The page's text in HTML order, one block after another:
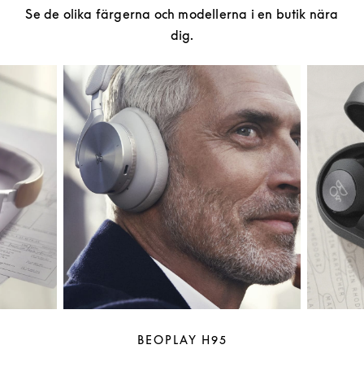
Se de olika färgerna och modellerna i en butik nära
dig.
BEOPLAY H95